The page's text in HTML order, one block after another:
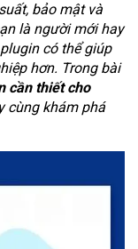
bảo mật và
là người mới hay
có thể giúp
hơn. Trong bài
cần thiết cho
cùng khám phá